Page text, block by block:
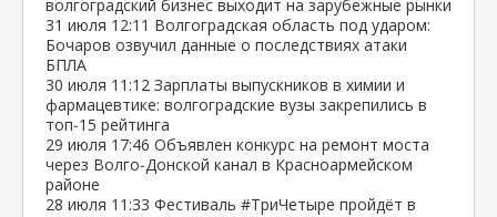
волгоградский бизнес выходит на зарубежные рынки
31 июля 12:11 Волгоградская область под ударом:
Бочаров озвучил данные о последствиях атаки
БПЛА
30 июля 11:12 Зарплаты выпускников в химии и
фармацевтике: волгоградские вузы закрепились в
топ‑15 рейтинга
29 июля 17:46 Объявлен конкурс на ремонт моста
через Волго‑Донской канал в Красноармейском
районе
28 июля 11:33 Фестиваль #ТриЧетыре пройдёт в